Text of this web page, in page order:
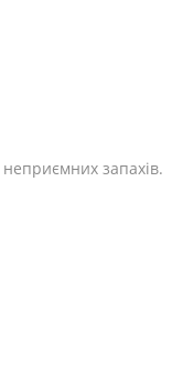
запахів.